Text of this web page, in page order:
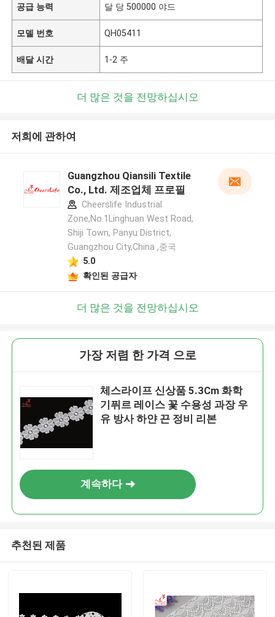
공급 능력 달 당 500000 야드
모델 번호 QH05411
배달 시간 1-2 주
더 많은 것을 전망하십시오
저희에 관하여
Guangzhou Qiansili Textile
Co., Ltd. 제조업체 프로필
Cheerslife Industrial
Zone,No.1Linghuan West Road,
Shiji Town, Panyu District,
Guangzhou City,China ,중국
5.0
확인된 공급자
더 많은 것을 전망하십시오
가장 저렴 한 가격 으로
체스라이프 신상품 5.3Cm 화학
기퓌르 레이스 꽃 수용성 과장 우
유 방사 하얀 끈 정비 리본
계속하다
추천된 제품